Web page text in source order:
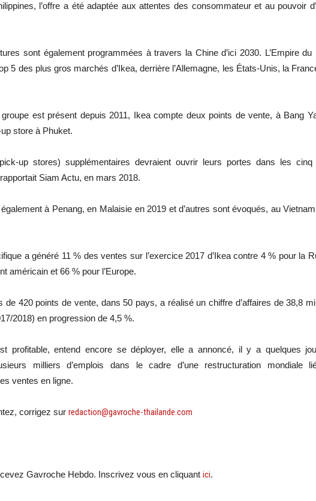
l’offre a été adaptée aux attentes des consommateur et au pouvoir
sont également programmées à travers la Chine d’ici 2030. L’Empire du
5 des plus gros marchés d’Ikea, derrière l’Allemagne, les États-Unis, la
est présent depuis 2011, Ikea compte deux points de vente, à Bang
store à Phuket.
up stores) supplémentaires devraient ouvrir leurs portes dans les
Siam Actu, en mars 2018.
à Penang, en Malaisie en 2019 et d’autres sont évoqués, au
a généré 11 % des ventes sur l’exercice 2017 d’Ikea contre 4 % pour la
américain et 66 % pour l’Europe.
de 420 points de vente, dans 50 pays, a réalisé un chiffre d’affaires de 38,8
2018) en progression de 4,5 %.
profitable, entend encore se déployer, elle a annoncé, il y a quelques
milliers d’emplois dans le cadre d’une restructuration mondiale
ventes en ligne.
corrigez sur redaction@gavroche-thailande.com
Gavroche Hebdo. Inscrivez vous en cliquant ici.